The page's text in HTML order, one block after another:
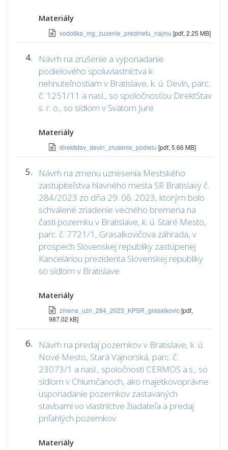
Materiály
vodotika_mg_zuzenie_predmetu_najmu [pdf, 2.25 MB]
4.
Návrh na zrušenie a vyporiadanie
podielového spoluvlastníctva k
nehnuteľnostiam v Bratislave, k. ú. Devín, parc.
č. 1251/11 a nasl., so spoločnosťou DirektStav
s. r. o., so sídlom v Svätom Jure
Materiály
direktstav_devin_zrusenie_podielu [pdf, 5.66 MB]
5.
Návrh na zmenu uznesenia Mestského
zastupiteľstva hlavného mesta SR Bratislavy č.
284/2023 zo dňa 29. 06. 2023, ktorým bolo
schválené zriadenie vecného bremena na
časti pozemku v Bratislave, k. ú. Staré Mesto,
parc. č. 7721/1, Grasalkovičova záhrada, v
prospech Slovenskej republiky zastúpenej
Kanceláriou prezidenta Slovenskej republiky
so sídlom v Bratislave
Materiály
zmena_uzn_284_2023_KPSR_grasalkovic[pdf,
987.02 kB]
6.
Návrh na predaj pozemkov v Bratislave, k. ú.
Nové Mesto, Stará Vajnorská, parc. č.
23073/1 a nasl., spoločnosti CERMOS a.s., so
sídlom v Chlumčanoch, ako majetkovoprávne
usporiadanie pozemkov zastavaných
stavbami vo vlastníctve žiadateľa a predaj
priľahlých pozemkov
Materiály